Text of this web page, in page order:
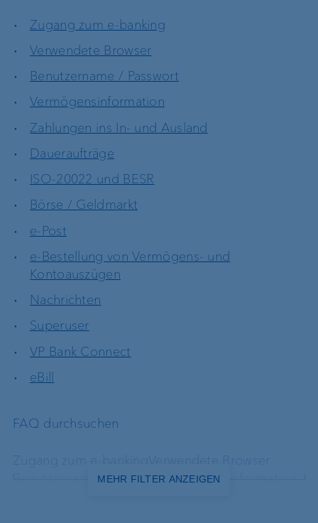
Zugang zum e-banking
Verwendete Browser
Benutzername / Passwort
Vermögensinformation
Zahlungen ins In- und Ausland
Daueraufträge
ISO-20022 und BESR
Börse / Geldmarkt
e-Post
e-Bestellung von Vermögens- und
Kontoauszügen
Nachrichten
Superuser
VP Bank Connect
eBill
FAQ durchsuchen
Zugang zum e-banking Verwendete Browser
Benutzername / PasswortVermögensinformation
MEHR FILTER ANZEIGEN